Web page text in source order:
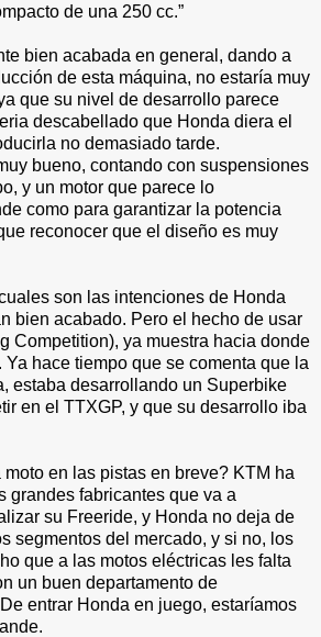
de una 250 cc.”
bien acabada en general, dando a
de esta máquina, no estaría muy
que su nivel de desarrollo parece
descabellado que Honda diera el
no demasiado tarde.
bueno, contando con suspensiones
y un motor que parece lo
como para garantizar la potencia
reconocer que el diseño es muy
son las intenciones de Honda
bien acabado. Pero el hecho de usar
Competition), ya muestra hacia donde
hace tiempo que se comenta que la
estaba desarrollando un Superbike
en el TTXGP, y que su desarrollo iba
en las pistas en breve? KTM ha
grandes fabricantes que va a
su Freeride, y Honda no deja de
segmentos del mercado, y si no, los
que a las motos eléctricas les falta
un buen departamento de
entrar Honda en juego, estaríamos